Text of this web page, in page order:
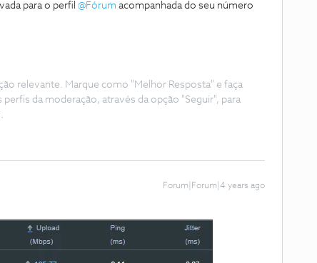
para o perfil @Fórum acompanhada do seu número
relevante. Marque como "Melhor Resposta" e faça
da moderação, através da opção "Seguir", para
Forum|Forum|4 years ago